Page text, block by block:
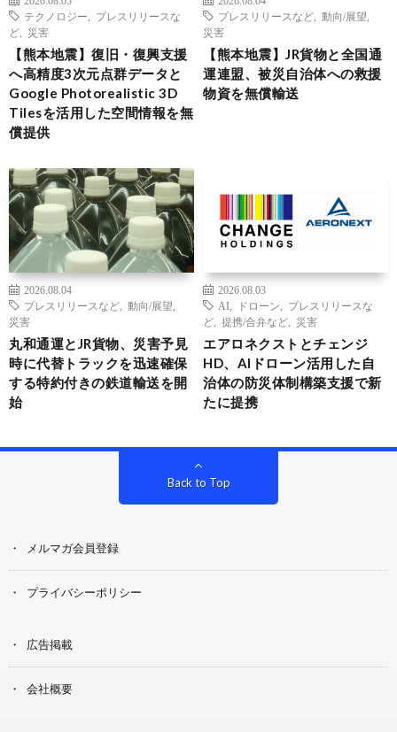
テクノロジー
プレスリリースな
ど
災害
【熊本地震】復旧・復興支援
へ高精度3次元点群データと
Google Photorealistic 3D
Tilesを活用した空間情報を無
償提供
プレスリリースなど
動向/展望
災害
【熊本地震】JR貨物と全国通
運連盟、被災自治体への救援
物資を無償輸送
2026.08.04
プレスリリースなど
動向/展望
災害
丸和通運とJR貨物、災害予見
時に代替トラックを迅速確保
する特約付きの鉄道輸送を開
始
2026.08.03
AI
ドローン
プレスリリースな
ど
提携/合弁など 災害
エアロネクストとチェンジ
HD、AIドローン活用した自
治体の防災体制構築支援で新
たに提携
Back to Top
メルマガ会員登録
プライバシーポリシー
広告掲載
会社概要